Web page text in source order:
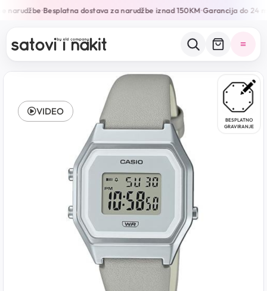
narudžbe•Besplatna dostava za narudžbe iznad 150KM•Garancija do 24
BESPLATNO
GRAVIRANJE
VIDEO